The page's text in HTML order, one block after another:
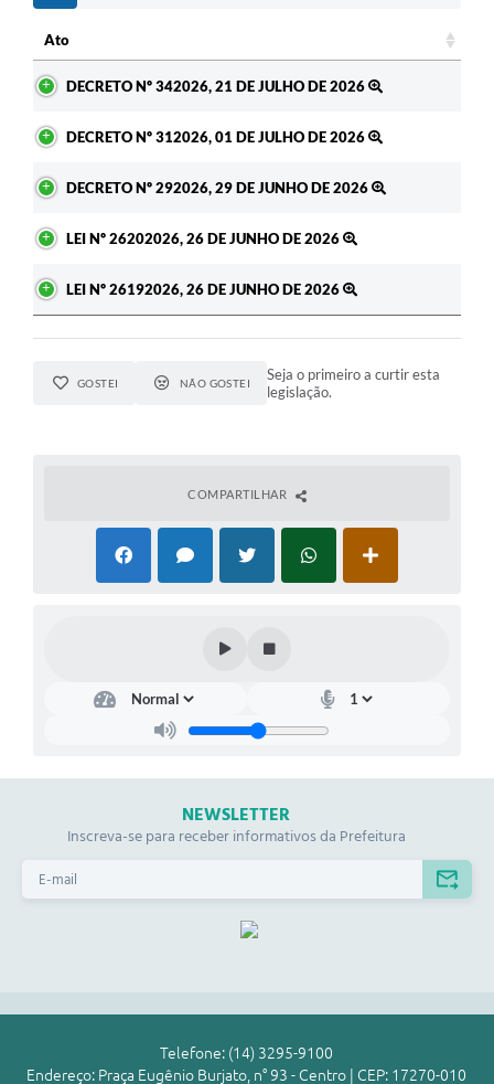
Sic
Ato
DECRETO Nº 342026, 21 DE JULHO DE 2026
DECRETO Nº 312026, 01 DE JULHO DE 2026
DECRETO Nº 292026, 29 DE JUNHO DE 2026
LEI Nº 26202026, 26 DE JUNHO DE 2026
LEI Nº 26192026, 26 DE JUNHO DE 2026
GOSTEI NÃO GOSTEI
Seja o primeiro a curtir esta
legislação.
COMPARTILHAR
NEWSLETTER
Inscreva-se para receber informativos da Prefeitura
Telefone: (14) 3295-9100
Endereço: Praça Eugênio Burjato, n° 93 - Centro | CEP: 17270-010